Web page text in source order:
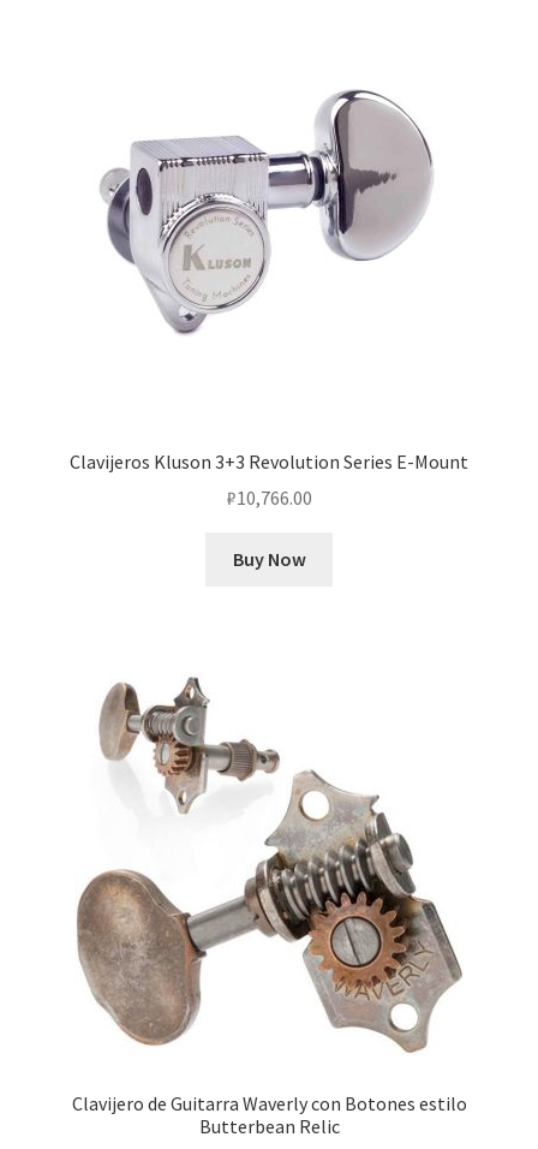
Clavijeros Kluson 3+3 Revolution Series E-Mount
₽10,766.00
Buy Now
Clavijero de Guitarra Waverly con Botones estilo
Butterbean Relic